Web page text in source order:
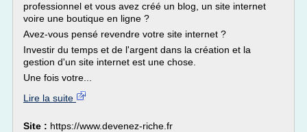
professionnel et vous avez créé un blog, un site internet
voire une boutique en ligne ?
Avez-vous pensé revendre votre site internet ?
Investir du temps et de l'argent dans la création et la
gestion d'un site internet est une chose.
Une fois votre...
Lire la suite
Site : https://www.devenez-riche.fr